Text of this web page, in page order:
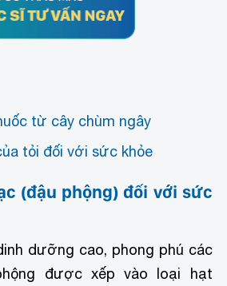
từ cây chùm ngây
tỏi đối với sức khỏe
(đậu phộng) đối với sức
dưỡng cao, phong phú các
được xếp vào loại hạt